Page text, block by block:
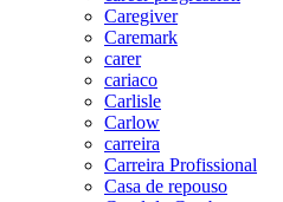
Caregiver
Caremark
carer
cariaco
Carlisle
Carlow
carreira
Carreira Profissional
Casa de repouso